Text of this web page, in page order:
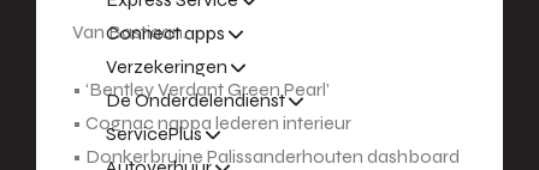
Connect apps
Verzekeringen
De Onderdelendienst
ServicePlus
Van Bastiaan.
• ‘Bentley Verdant Green Pearl’
• Cognac nappa lederen interieur
• Donkerbruine Palissanderhouten dashboard